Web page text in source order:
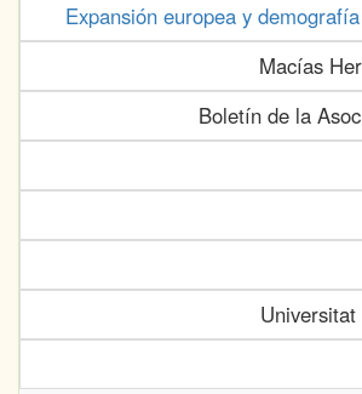
Expansión europea y
Macías
Boletín de la